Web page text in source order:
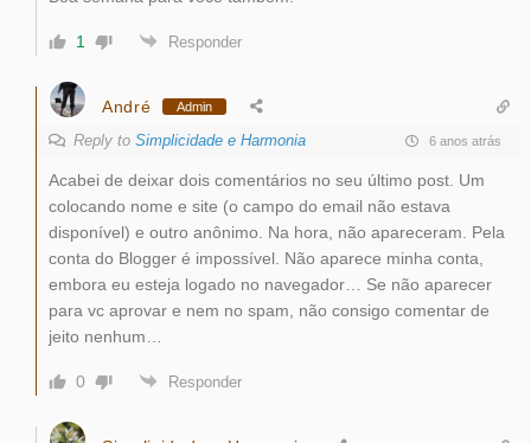
1 Responder
André Admin
Reply to Simplicidade e Harmonia 6 anos atrás
Acabei de deixar dois comentários no seu último post. Um
colocando nome e site (o campo do email não estava
disponível) e outro anônimo. Na hora, não apareceram. Pela
conta do Blogger é impossível. Não aparece minha conta,
embora eu esteja logado no navegador… Se não aparecer
para vc aprovar e nem no spam, não consigo comentar de
jeito nenhum…
0 Responder